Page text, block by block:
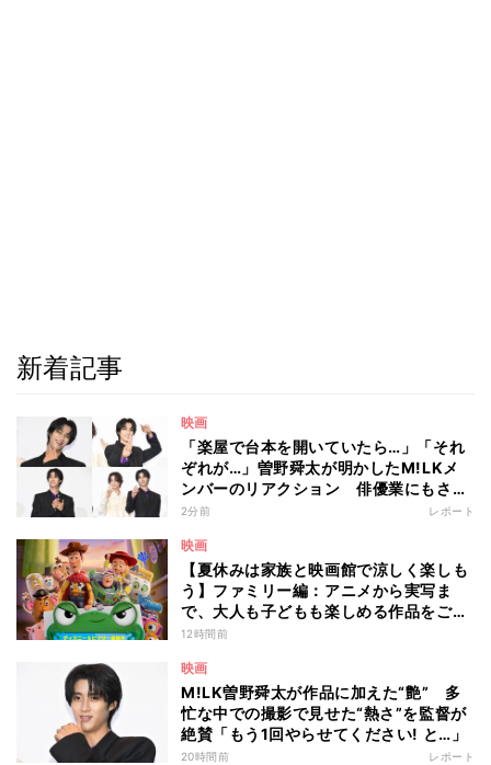
新着記事
映画
「楽屋で台本を開いていたら…」「それ
ぞれが…」曽野舜太が明かしたM!LKメ
ンバーのリアクション 俳優業にもさら
なる意欲
2分前 レポート
映画
【夏休みは家族と映画館で涼しく楽しも
う】ファミリー編：アニメから実写ま
で、大人も子どもも楽しめる作品をご紹
介 - 編集部が注目する最新映画5選
12時間前
映画
M!LK曽野舜太が作品に加えた“艶” 多
忙な中での撮影で見せた“熱さ”を監督が
絶賛「もう1回やらせてください! と…」
20時間前 レポート